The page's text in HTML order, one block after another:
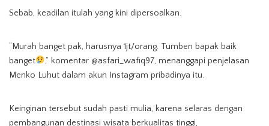
Sebab, keadilan itulah yang kini dipersoalkan.
“Murah banget pak, harusnya 1jt/orang. Tumben bapak baik
banget
,” komentar @asfari_wafiq97, menanggapi penjelasan
Menko Luhut dalam akun Instagram pribadinya itu.
Keinginan tersebut sudah pasti mulia, karena selaras dengan
pembangunan destinasi wisata berkualitas tinggi,